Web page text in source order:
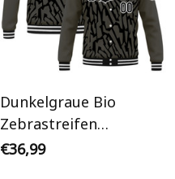
Dunkelgraue Bio
Zebrastreifen
Streetwear Cyberpunk
€36,99